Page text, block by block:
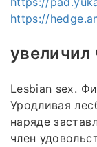
https://
увеличил
Lesbian sex.
Уродливая
наряде
член